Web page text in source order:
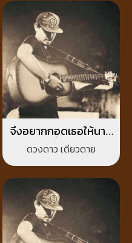
จึงอยากกอดเธอให้นาน
ที่สุด
ดวงดาว เดียวดาย